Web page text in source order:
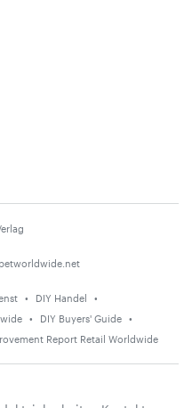
petworldwide.net
DIY Handel
DIY Buyers' Guide
Report Retail Worldwide